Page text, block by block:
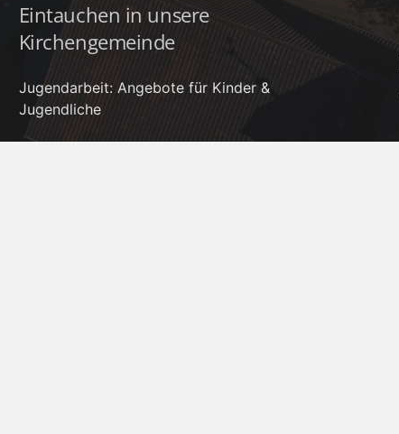
Eintauchen in unsere
Kirchengemeinde
Jugendarbeit: Angebote für Kinder &
Jugendliche